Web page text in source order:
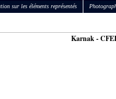
sur les éléments représentés